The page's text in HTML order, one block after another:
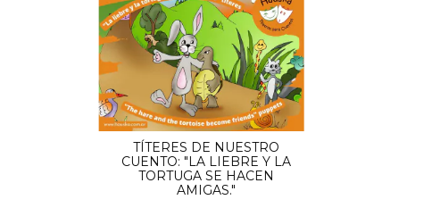
TÍTERES DE NUESTRO
CUENTO: "LA LIEBRE Y LA
TORTUGA SE HACEN
AMIGAS."